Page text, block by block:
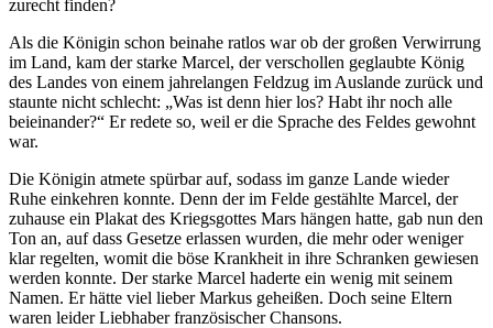
zurecht finden?
Als die Königin schon beinahe ratlos war ob der großen Verwirrung
im Land, kam der starke Marcel, der verschollen geglaubte König
des Landes von einem jahrelangen Feldzug im Auslande zurück und
staunte nicht schlecht: „Was ist denn hier los? Habt ihr noch alle
beieinander?“ Er redete so, weil er die Sprache des Feldes gewohnt
war.
Die Königin atmete spürbar auf, sodass im ganze Lande wieder
Ruhe einkehren konnte. Denn der im Felde gestählte Marcel, der
zuhause ein Plakat des Kriegsgottes Mars hängen hatte, gab nun den
Ton an, auf dass Gesetze erlassen wurden, die mehr oder weniger
klar regelten, womit die böse Krankheit in ihre Schranken gewiesen
werden konnte. Der starke Marcel haderte ein wenig mit seinem
Namen. Er hätte viel lieber Markus geheißen. Doch seine Eltern
waren leider Liebhaber französischer Chansons.